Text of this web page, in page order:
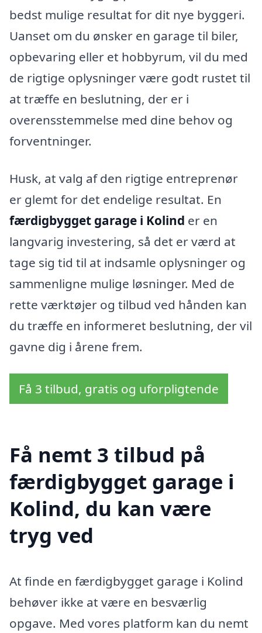
bedst mulige resultat for dit nye byggeri.
Uanset om du ønsker en garage til biler,
opbevaring eller et hobbyrum, vil du med
de rigtige oplysninger være godt rustet til
at træffe en beslutning, der er i
overensstemmelse med dine behov og
forventninger.
Husk, at valg af den rigtige entreprenør
er glemt for det endelige resultat. En
færdigbygget garage i Kolind er en
langvarig investering, så det er værd at
tage sig tid til at indsamle oplysninger og
sammenligne mulige løsninger. Med de
rette værktøjer og tilbud ved hånden kan
du træffe en informeret beslutning, der vil
gavne dig i årene frem.
Få 3 tilbud, gratis og uforpligtende
Få nemt 3 tilbud på
færdigbygget garage i
Kolind, du kan være
tryg ved
At finde en færdigbygget garage i Kolind
behøver ikke at være en besværlig
opgave. Med vores platform kan du nemt